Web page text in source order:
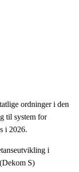
ordninger i den
til system for
i 2026.
i
S)